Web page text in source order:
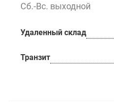
Сб.-Вс. выходной
Удаленный склад
Транзит